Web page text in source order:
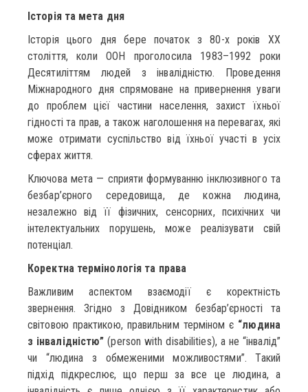
Історія та мета дня
Історія цього дня бере початок з 80-х років XX
століття, коли ООН проголосила 1983–1992 роки
Десятиліттям людей з інвалідністю. Проведення
Міжнародного дня спрямоване на привернення уваги
до проблем цієї частини населення, захист їхньої
гідності та прав, а також наголошення на перевагах, які
може отримати суспільство від їхньої участі в усіх
сферах життя.
Ключова мета — сприяти формуванню інклюзивного та
безбар’єрного середовища, де кожна людина,
незалежно від її фізичних, сенсорних, психічних чи
інтелектуальних порушень, може реалізувати свій
потенціал.
Коректна термінологія та права
Важливим аспектом взаємодії є коректність
звернення. Згідно з Довідником безбар’єрності та
світовою практикою, правильним терміном є “людина
з інвалідністю” (person with disabilities), а не “інвалід”
чи “людина з обмеженими можливостями”. Такий
підхід підкреслює, що перш за все це людина, а